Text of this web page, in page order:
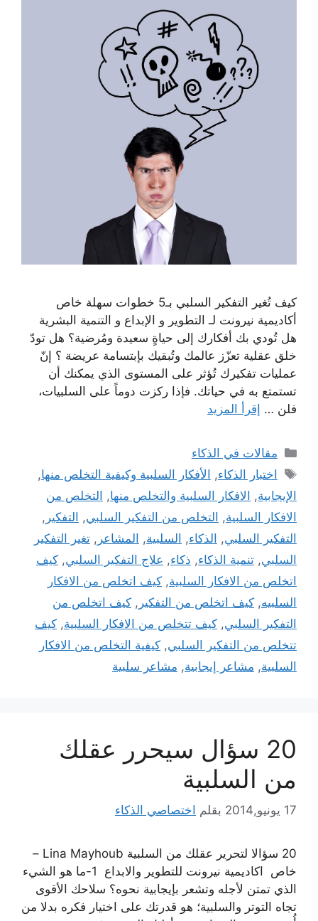
كيف تُغير التفكير السلبي بـ5 خطوات سهلة خاص
أكاديمية نيرونت لـ التطوير و الإبداع و التنمية البشرية
هل تُودي بك أفكارك إلى حياةٍ سعيدة ومُرضية؟ هل تودّ
خلق عقلية تعزّز عالمك وتُبقيك بإبتسامة عريضة ؟ إنّ
عمليات تفكيرك تُؤثر على المستوى الذي يمكنك أن
تستمتع به في حياتك. فإذا ركزت دوماً على السلبيات،
فلن … إقرأ المزيد
التصنيفات
مقالات في الذكاء
الوسوم
اختبار الذكاء, الأفكار السلبية وكيفية التخلص منها,
الإيجابية, الافكار السلبية والتخلص منها, التخلص من
الافكار السلبية, التخلص من التفكير السلبي, التفكير ,
التفكير السلبي, الذكاء, السلبية, المشاعر , تغير التفكير
السلبي, تنمية الذكاء, ذكاء, علاج التفكير السلبي, كيف
اتخلص من الافكار السلبية, كيف اتخلص من الافكار
السلبيه, كيف اتخلص من التفكير , كيف اتخلص من
التفكير السلبي, كيف تتخلص من الافكار السلبية, كيف
تتخلص من التفكير السلبي, كيفية التخلص من الافكار
السلبية, مشاعر إيجابية, مشاعر سلبية
20 سؤال سيحرر عقلك
من السلبية
17 يونيو,2014 بقلم اختصاصي الذكاء
20 سؤالا لتحرير عقلك من السلبية Lina Mayhoub –
خاص اكاديمية نيرونت للتطوير والابداع 1-ما هو الشيء
الذي تمتن لأجله وتشعر بإيجابية نحوه؟ سلاحك الأقوى
تجاه التوتر والسلبية؛ هو قدرتك على اختيار فكره بدلا من